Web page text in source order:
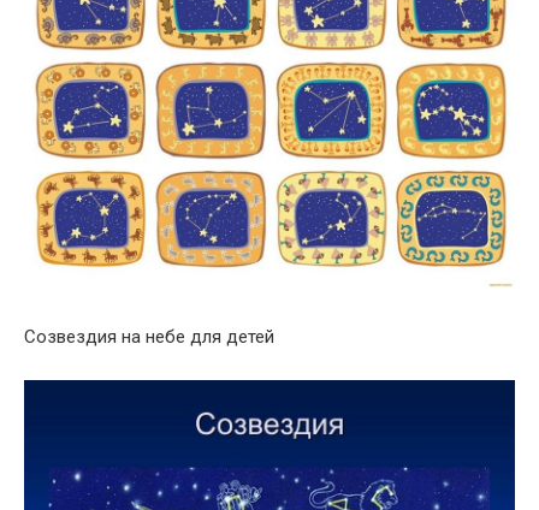
Созвездия на небе для детей